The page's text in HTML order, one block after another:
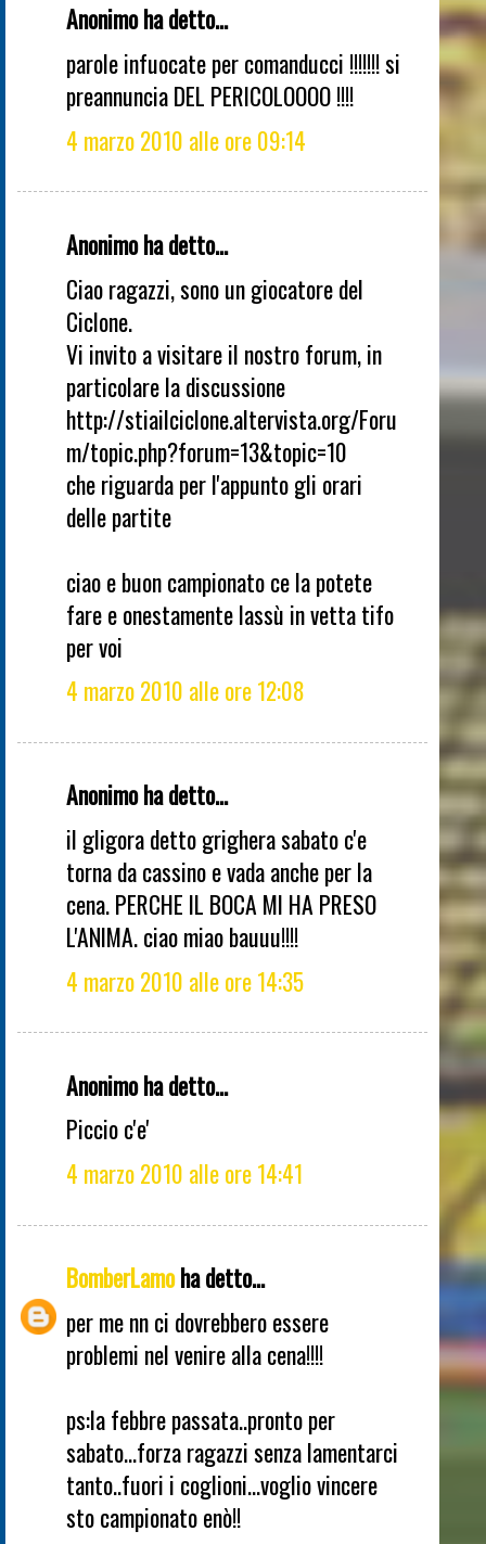
Anonimo ha detto...
parole infuocate per comanducci !!!!!!! si
preannuncia DEL PERICOLOOOO !!!!
4 marzo 2010 alle ore 09:14
Anonimo ha detto...
Ciao ragazzi, sono un giocatore del
Ciclone.
Vi invito a visitare il nostro forum, in
particolare la discussione
http://stiailciclone.altervista.org/Foru
m/topic.php?forum=13&topic=10
che riguarda per l'appunto gli orari
delle partite
ciao e buon campionato ce la potete
fare e onestamente lassù in vetta tifo
per voi
4 marzo 2010 alle ore 12:08
Anonimo ha detto...
il gligora detto grighera sabato c'e
torna da cassino e vada anche per la
cena. PERCHE IL BOCA MI HA PRESO
L'ANIMA. ciao miao bauuu!!!!
4 marzo 2010 alle ore 14:35
Anonimo ha detto...
Piccio c'e'
4 marzo 2010 alle ore 14:41
BomberLamoha detto...
per me nn ci dovrebbero essere
problemi nel venire alla cena!!!!
ps:la febbre passata..pronto per
sabato...forza ragazzi senza lamentarci
tanto..fuori i coglioni...voglio vincere
sto campionato enò!!